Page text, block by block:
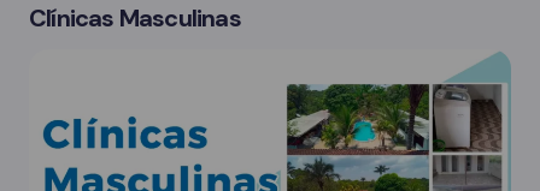
Clínicas Masculinas